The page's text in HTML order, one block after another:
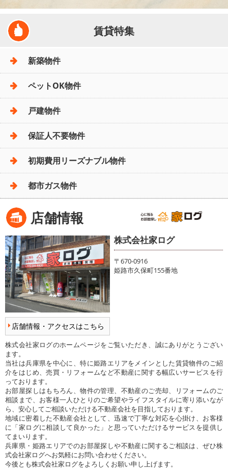
賃貸特集
新築物件
ペットOK物件
戸建物件
保証人不要物件
初期費用リーズナブル物件
都市ガス物件
店舗情報
店舗情報・アクセスはこちら
株式会社家ログ
〒670-0916
姫路市久保町155番地
株式会社家ログのホームページをご覧いただき、誠にありがとうござい
ます。
当社は兵庫県を中心に、特に姫路エリアをメインとした賃貸物件のご紹
介をはじめ、売買・リフォームなど不動産に関する幅広いサービスを行
っております。
お部屋探しはもちろん、物件の管理、不動産のご売却、リフォームのご
相談まで、お客様一人ひとりのご希望やライフスタイルに寄り添いなが
ら、安心してご相談いただける不動産会社を目指しております。
地域に密着した不動産会社として、迅速で丁寧な対応を心掛け、お客様
に「家ログに相談して良かった」と思っていただけるサービスを提供し
てまいります。
兵庫県・姫路エリアでのお部屋探しや不動産に関するご相談は、ぜひ株
式会社家ログへお気軽にお問い合わせください。
今後とも株式会社家ログをよろしくお願い申し上げます。